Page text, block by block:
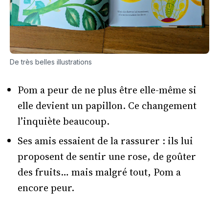
De très belles illustrations
Pom a peur de ne plus être elle-même si
elle devient un papillon. Ce changement
l’inquiète beaucoup.
Ses amis essaient de la rassurer : ils lui
proposent de sentir une rose, de goûter
des fruits… mais malgré tout, Pom a
encore peur.